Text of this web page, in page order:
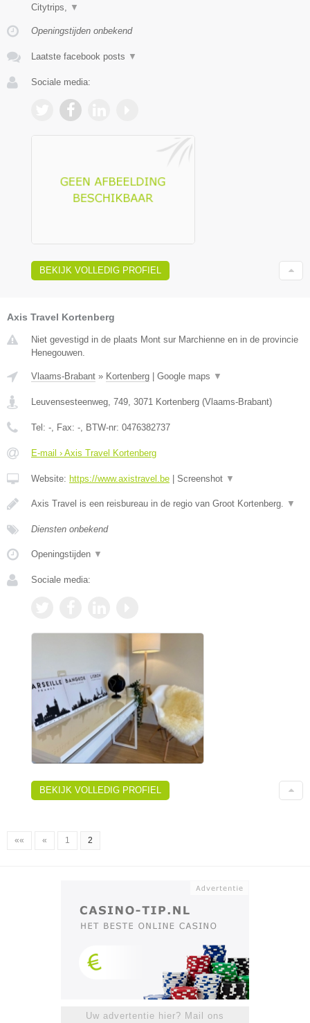
Citytrips,
▼
Openingstijden onbekend
Laatste facebook posts ▼
Sociale media:
BEKIJK VOLLEDIG PROFIEL
Axis Travel Kortenberg
Niet gevestigd in de plaats Mont sur Marchienne en in de provincie
Henegouwen.
Vlaams-Brabant » Kortenberg Google maps ▼
Leuvensesteenweg, 749, 3071 Kortenberg (Vlaams-Brabant)
Tel: -, Fax: -, BTW-nr: 0476382737
E-mail › Axis Travel Kortenberg
Website: https://www.axistravel.be Screenshot ▼
Axis Travel is een reisbureau in de regio van Groot Kortenberg. ▼
Diensten onbekend
Openingstijden ▼
Sociale media:
BEKIJK VOLLEDIG PROFIEL
«« « 1 2
Uw advertentie hier? Mail ons